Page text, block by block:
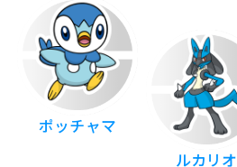
ポッチャマ
ルカリオ